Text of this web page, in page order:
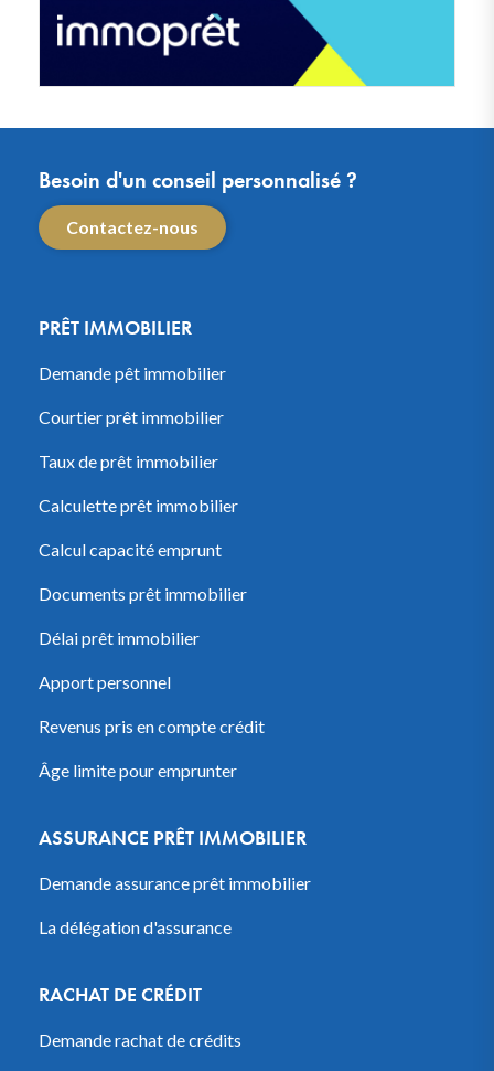
Besoin d'un conseil personnalisé ?
Contactez-nous
PRÊT IMMOBILIER
Demande pêt immobilier
Courtier prêt immobilier
Taux de prêt immobilier
Calculette prêt immobilier
Calcul capacité emprunt
Documents prêt immobilier
Délai prêt immobilier
Apport personnel
Revenus pris en compte crédit
Âge limite pour emprunter
ASSURANCE PRÊT IMMOBILIER
Demande assurance prêt immobilier
La délégation d'assurance
RACHAT DE CRÉDIT
Demande rachat de crédits